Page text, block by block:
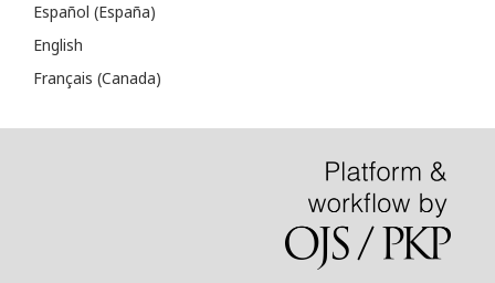
Español (España)
English
Français (Canada)